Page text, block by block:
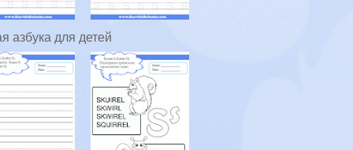
азбука для детей